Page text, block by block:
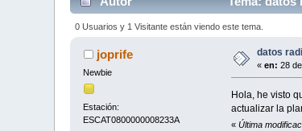
0 Usuarios y 1 Visitante están viendo este tema.
joprife
Newbie
Estación:
ESCAT0800000008233A
datos
«en: 28
Hola, he visto
actualizar la
« Última